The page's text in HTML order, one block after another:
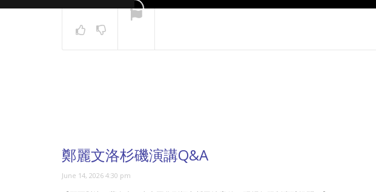
鄭麗文洛杉磯演講Q&A
June 14, 2026 4:30 pm